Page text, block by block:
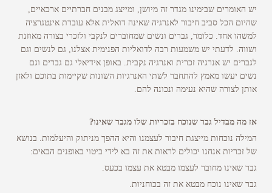
יש האומרים שבימינו מגדר זה מיושן, ומייצג מבנים חברתיים ארכאיים,
שהיום הכל סביב חיבור לאנרגיה שאינה דואלית אלא עוברת אינטגרציה
למשהו אחד. כלומר, גברים ונשים שמחוברים לנקבי ולזכרי בצורה מאוזנת
ושווה. לדעתי יש משמעות רבה לדואליות הפנימית אצלנו, גם לנשים וגם
לגברים יש אנרגיה זכרית ואנרגיה נקבית. באופן אידיאלי גם גברים וגם
נשים יעשו מאמץ להתחבר לשתי האנרגיות השונות שקיימות בתוכם ולאזן
אותן לצורה שהיא נעימה ונכונה להם.
אז מה מבדיל גבר שנוכח בזכריות שלו מגבר שאינו?
המילה נוכחות מייצגת חיבור לעצמנו והיא ההפך מניתוק והיעלמות. בנושא
של זכריות אנחנו יכולים לראות את זה בא לידי ביטוי באופנים הבאים:
גבר שאינו מחובר לעצמו מבטא את עצמו בכעס.
גבר שאינו נוכח מבטא את זה בכוחניות.